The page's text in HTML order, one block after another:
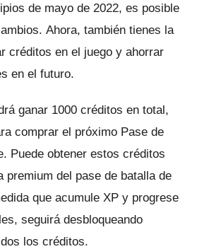
de mayo de 2022, es posible
Ahora, también tienes la
créditos en el juego y ahorrar
en el futuro.
ganar 1000 créditos en total,
comprar el próximo Pase de
Puede obtener estos créditos
premium del pase de batalla de
que acumule XP y progrese
seguirá desbloqueando
los créditos.